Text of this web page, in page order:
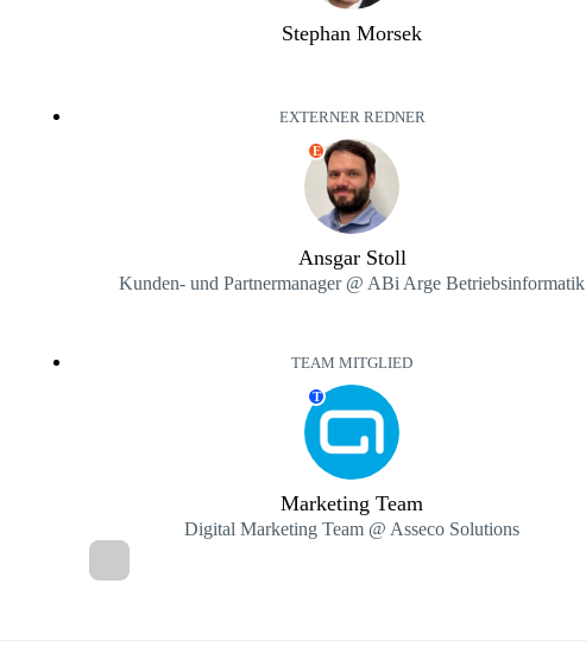
Stephan Morsek
EXTERNER REDNER
E
Ansgar Stoll
Kunden- und Partnermanager @ ABi Arge Betriebsinformatik
TEAM MITGLIED
T
Marketing Team
Digital Marketing Team @ Asseco Solutions